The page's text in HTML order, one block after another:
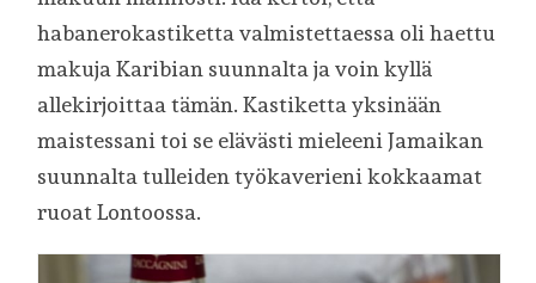
habanerokastiketta valmistettaessa oli haettu
makuja Karibian suunnalta ja voin kyllä
allekirjoittaa tämän. Kastiketta yksinään
maistessani toi se elävästi mieleeni Jamaikan
suunnalta tulleiden työkaverieni kokkaamat
ruoat Lontoossa.